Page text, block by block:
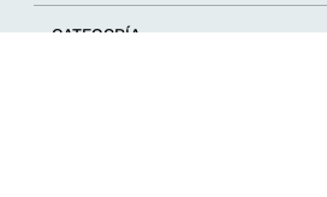
CATEGORÍA